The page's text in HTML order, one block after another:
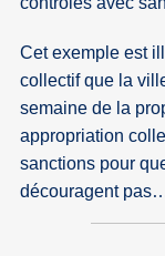
Cet exemple est
collectif que la
semaine de la
appropriation
sanctions pour
découragent